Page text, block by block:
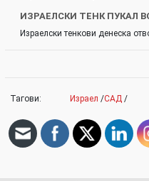
ИЗРАЕЛСКИ ТЕНК ПУКАЛ
Израелски тенкови денеска
Тагови: Израел /САД /